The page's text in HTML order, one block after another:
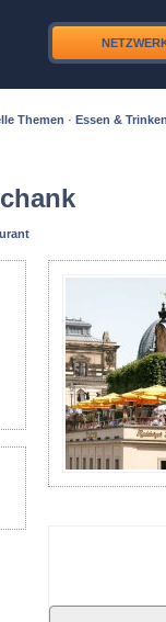
Themen · Essen &